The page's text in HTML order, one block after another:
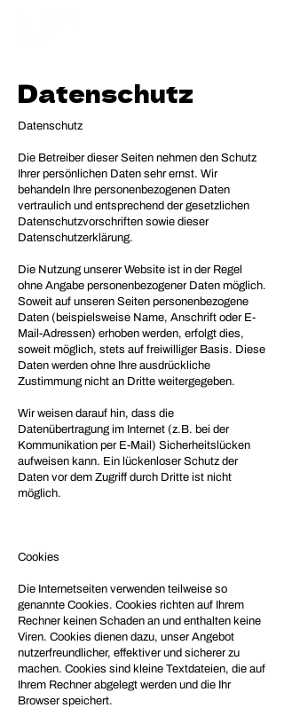
Datenschutz
Datenschutz
Die Betreiber dieser Seiten nehmen den Schutz
Ihrer persönlichen Daten sehr ernst. Wir
behandeln Ihre personenbezogenen Daten
vertraulich und entsprechend der gesetzlichen
Datenschutzvorschriften sowie dieser
Datenschutzerklärung.
Die Nutzung unserer Website ist in der Regel
ohne Angabe personenbezogener Daten möglich.
Soweit auf unseren Seiten personenbezogene
Daten (beispielsweise Name, Anschrift oder E-
Mail-Adressen) erhoben werden, erfolgt dies,
soweit möglich, stets auf freiwilliger Basis. Diese
Daten werden ohne Ihre ausdrückliche
Zustimmung nicht an Dritte weitergegeben.
Wir weisen darauf hin, dass die
Datenübertragung im Internet (z.B. bei der
Kommunikation per E-Mail) Sicherheitslücken
aufweisen kann. Ein lückenloser Schutz der
Daten vor dem Zugriff durch Dritte ist nicht
möglich.
Cookies
Die Internetseiten verwenden teilweise so
genannte Cookies. Cookies richten auf Ihrem
Rechner keinen Schaden an und enthalten keine
Viren. Cookies dienen dazu, unser Angebot
nutzerfreundlicher, effektiver und sicherer zu
machen. Cookies sind kleine Textdateien, die auf
Ihrem Rechner abgelegt werden und die Ihr
Browser speichert.